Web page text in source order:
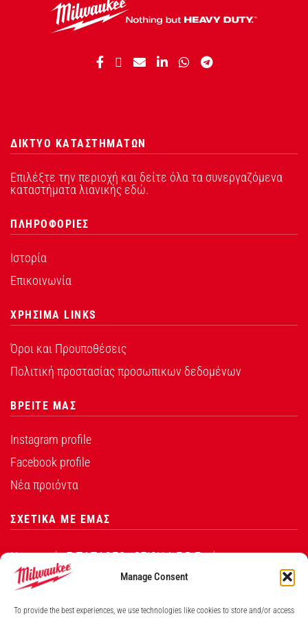
Manage Consent
To provide the best experiences, we use technologies like cookies to store and/or access
ΔΙΚΤΥΟ ΚΑΤΑΣΤΗΜΑΤΩΝ
Επιλέξτε την περιοχή και δείτε όλα τα συνεργαζόμενα
καταστήματα λιανικής εδώ.
ΠΛΗΡΟΦΟΡΙΕΣ
Ιστορία
Επικοινωνία
ΧΡΗΣΙΜΑ LINKS
Όροι και Προυποθέσεις
Πολιτική προστασίας προσωπικων δεδομένων
ΒΡΕΙΤΕ ΜΑΣ
Instagram profile
Facebook profile
Νέα προιόντα
ΣΧΕΤΙΚΑ ΜΕ ΕΜΑΣ
Η εταιρεία Σ.ΠΑΠΑΘΕΟ∆ΟΣΙΟΥ Α.Ε.Β.Ε. είναι ο
εξουσιοδοτημένος αντιπρόσωπος από την Techtronic
Industries Co. Ltd για τα προϊόντα που φέρουν το
λογότυπο Milwaukee στην Ελλάδα.